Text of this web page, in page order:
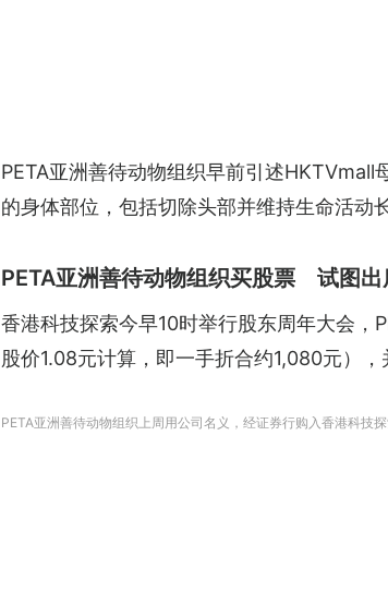
PETA亚洲善待动物组织早前引述
的身体部位，包括切除头部并维持生命活动
PETA亚洲善待动物组织买股票 试图出
香港科技探索今早10时举行股东周年大会，
股价1.08元计算，即一手折合约1,080元）
PETA亚洲善待动物组织上周用公司名义，经证券行购入香港科技